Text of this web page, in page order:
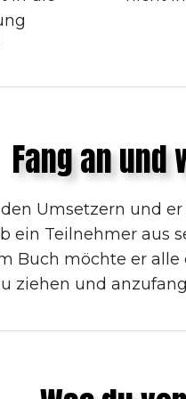
Fang an und
Umsetzern und
ein Teilnehmer aus
Buch möchte er
ziehen und